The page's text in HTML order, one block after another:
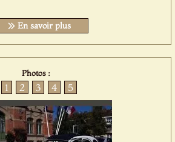
En savoir plus
Photos :
1 2 3 4 5